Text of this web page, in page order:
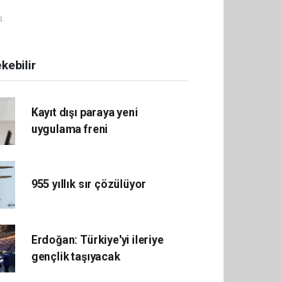
Kayıt dışı paraya yeni
uygulama freni
955 yıllık sır çözülüyor
Erdoğan: Türkiye'yi ileriye
gençlik taşıyacak